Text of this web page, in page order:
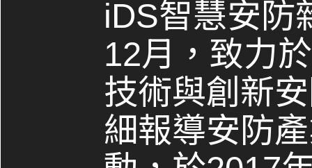
iDS智慧安防
12月，致力
技術與創新
細報導安防